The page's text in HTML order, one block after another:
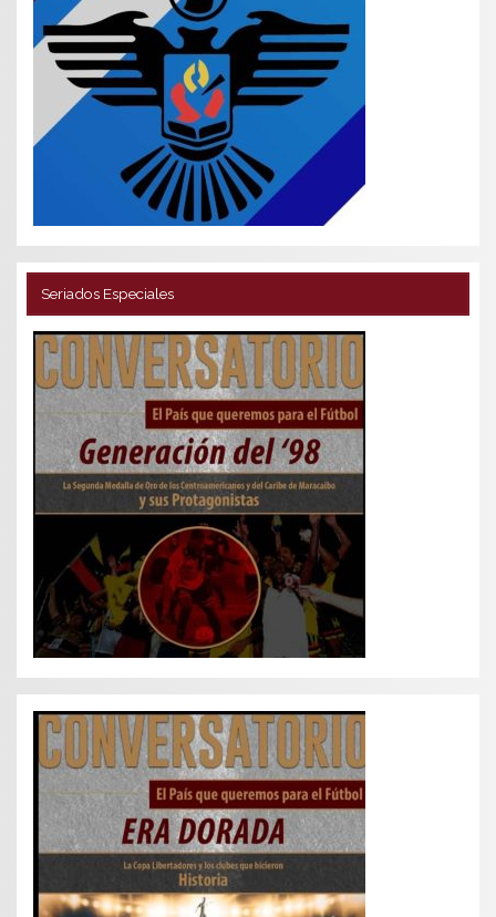
Seriados Especiales